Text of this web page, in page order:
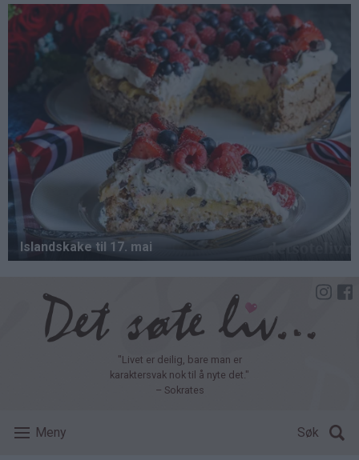
Hopp
hovedinnhold
"Livet er deilig, bare man er
karaktersvak nok til å nyte det."
– Sokrates
Meny Søk